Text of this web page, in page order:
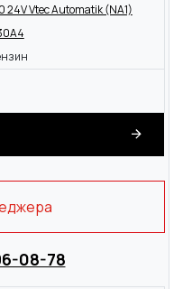
24V Vtec Automatik (NA1)
08-78